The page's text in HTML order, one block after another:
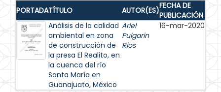
PORTADATÍTULO AUTOR(ES)FECHA DE
PUBLICACIÓN
Análisis de la calidad
ambiental en zona
de construcción de
la presa El Realito, en
la cuenca del río
Santa María en
Guanajuato, México
Ariel
Pulgarin
Rios
16-mar-2020